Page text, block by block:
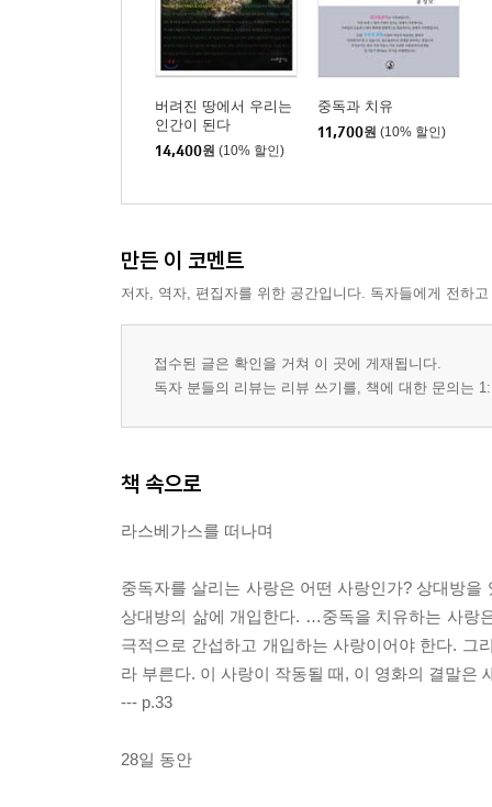
Ⅳ. 부록 : 여타 중독 관련 영화들
[에필로그]
버려진 땅에서 우리는
인간이 된다
14,400원 (10% 할인)
중독과 치유
11,700원 (10% 할인)
만든 이 코멘트
저자, 역자, 편집자를 위한 공간입니다. 독자들에게 전하
접수된 글은 확인을 거쳐 이 곳에 게재됩니다.
독자 분들의 리뷰는 리뷰 쓰기를, 책에 대한 문의는
책 속으로
라스베가스를 떠나며
중독자를 살리는 사랑은 어떤 사랑인가? 상대방
상대방의 삶에 개입한다. …중독을 치유하는 사랑
극적으로 간섭하고 개입하는 사랑이어야 한다. 그
라 부른다. 이 사랑이 작동될 때, 이 영화의 결말은
--- p.33
28일 동안